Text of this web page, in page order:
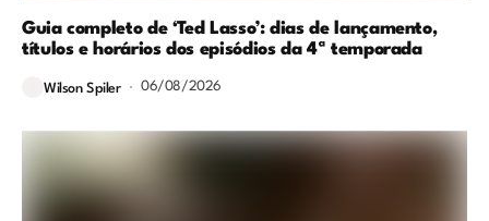
Guia completo de ‘Ted Lasso’: dias de lançamento,
títulos e horários dos episódios da 4ª temporada
Wilson Spiler 06/08/2026